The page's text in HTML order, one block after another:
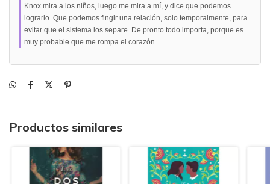
Knox mira a los niños, luego me mira a mí, y dice que podemos
lograrlo. Que podemos fingir una relación, solo temporalmente, para
evitar que el sistema los separe. De pronto todo importa, porque es
muy probable que me rompa el corazón
Productos similares